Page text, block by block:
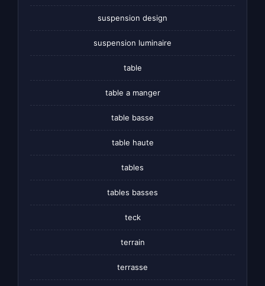
suspension design
suspension luminaire
table
table a manger
table basse
table haute
tables
tables basses
teck
terrain
terrasse